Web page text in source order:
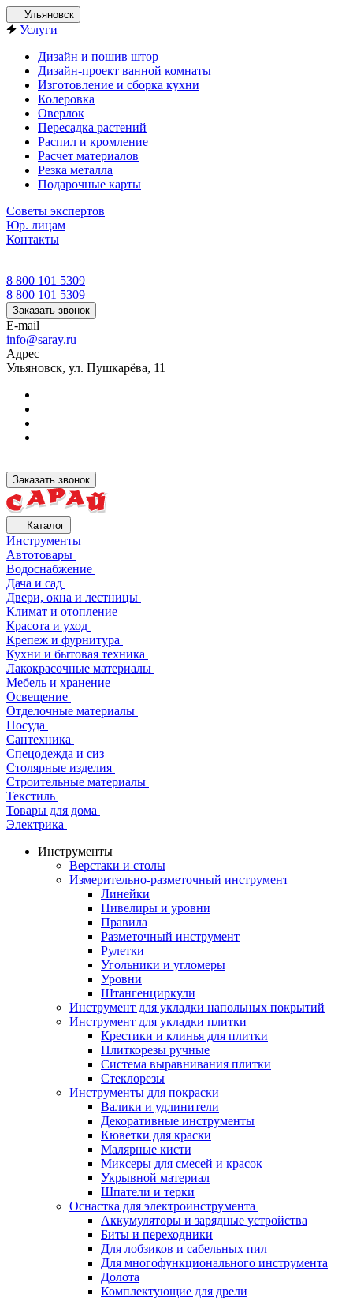
Ульяновск
Услуги
Дизайн и пошив штор
Дизайн-проект ванной комнаты
Изготовление и сборка кухни
Колеровка
Оверлок
Пересадка растений
Распил и кромление
Расчет материалов
Резка металла
Подарочные карты
Советы экспертов
Юр. лицам
Контакты
8 800 101 5309
8 800 101 5309
Заказать звонок
E-mail
info@saray.ru
Адрес
Ульяновск, ул. Пушкарёва, 11
Заказать звонок
Каталог
Инструменты
Автотовары
Водоснабжение
Дача и сад
Двери, окна и лестницы
Климат и отопление
Красота и уход
Крепеж и фурнитура
Кухни и бытовая техника
Лакокрасочные материалы
Мебель и хранение
Освещение
Отделочные материалы
Посуда
Сантехника
Спецодежда и сиз
Столярные изделия
Строительные материалы
Текстиль
Товары для дома
Электрика
Инструменты
Верстаки и столы
Измерительно-разметочный инструмент
Линейки
Нивелиры и уровни
Правила
Разметочный инструмент
Рулетки
Угольники и угломеры
Уровни
Штангенциркули
Инструмент для укладки напольных покрытий
Инструмент для укладки плитки
Крестики и клинья для плитки
Плиткорезы ручные
Система выравнивания плитки
Стеклорезы
Инструменты для покраски
Валики и удлинители
Декоративные инструменты
Кюветки для краски
Малярные кисти
Миксеры для смесей и красок
Укрывной материал
Шпатели и терки
Оснастка для электроинструмента
Аккумуляторы и зарядные устройства
Биты и переходники
Для лобзиков и сабельных пил
Для многофункционального инструмента
Долота
Комплектующие для дрели